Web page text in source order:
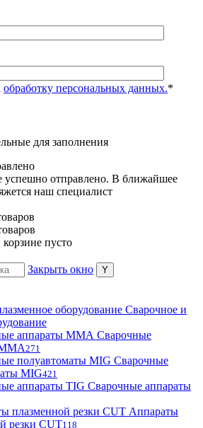
обработку персональных данных.*
для заполнения
успешно отправлено. В ближайшее
наш специалист
пусто
Закрыть окно
Сварочное и
Сварочные
271
Сварочные
MIG421
Сварочные аппараты
Аппараты
резки CUT118